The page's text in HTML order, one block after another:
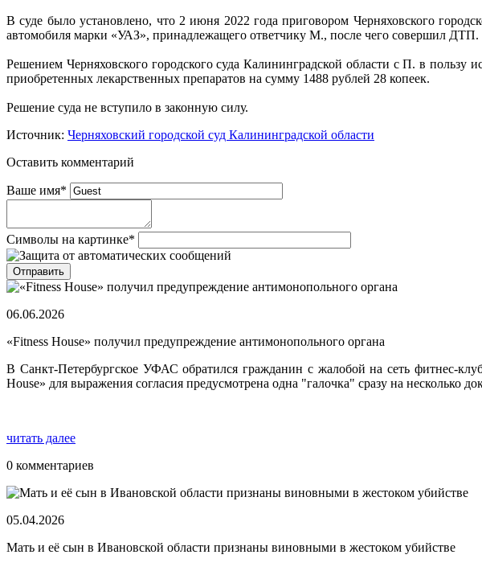
В суде было установлено, что 2 июня 2022 года приговором Черняховского
автомобиля марки «УАЗ», принадлежащего ответчику М., после чего совершил
Решением Черняховского городского суда Калининградской области с П. в
приобретенных лекарственных препаратов на сумму 1488 рублей 28 копеек.
Решение суда не вступило в законную силу.
Источник: Черняховский городской суд Калининградской области
Оставить комментарий
Ваше имя*
Символы на картинке*
06.06.2026
«Fitness House» получил предупреждение антимонопольного органа
В Санкт-Петербургское УФАС обратился гражданин с жалобой на сеть фитнес-
House» для выражения согласия предусмотрена одна "галочка" сразу на несколько
читать далее
0 комментариев
05.04.2026
Мать и её сын в Ивановской области признаны виновными в жестоком убийстве